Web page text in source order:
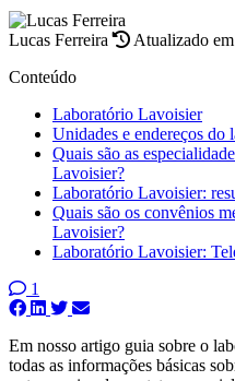
Lucas Ferreira
Atualizado
Conteúdo
Laboratório Lavoisier
Unidades e endereços
Quais são as
Lavoisier?
Laboratório Lavoisier:
Quais são os convênios
Lavoisier?
Laboratório Lavoisier:
1
Em nosso artigo guia sobre o
todas as informações básicas